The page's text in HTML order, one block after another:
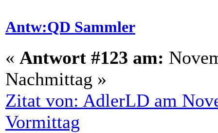
Antw:QD Sammler
« Antwort #123 am:
Nachmittag »
Zitat von: AdlerLD am
Vormittag